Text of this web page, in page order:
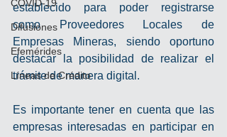
COVID-19
Difusiones
Efemérides
Líneas de Crédito
establecido para poder registrarse
como Proveedores Locales de
Empresas Mineras, siendo oportuno
destacar la posibilidad de realizar el
trámite de manera digital.
Es importante tener en cuenta que las
empresas interesadas en participar en